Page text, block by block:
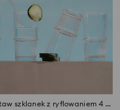
Zestaw szklanek z ryflowaniem 4 pack